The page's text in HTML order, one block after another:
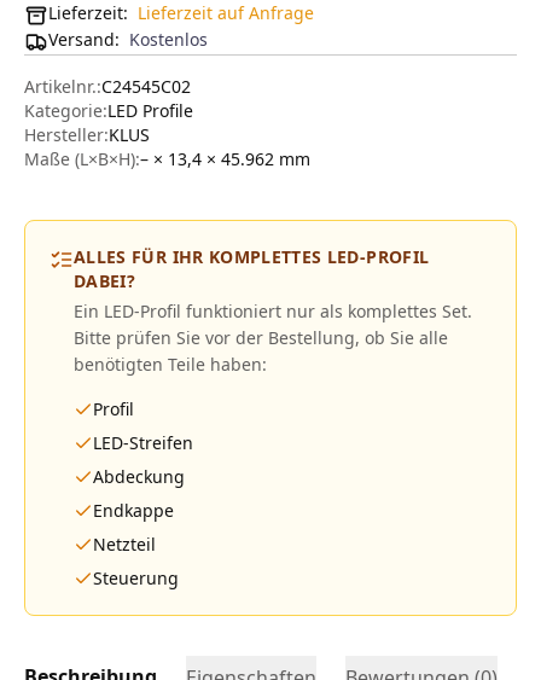
Lieferzeit: Lieferzeit auf Anfrage
Versand: Kostenlos
Artikelnr.:C24545C02
Kategorie:LED Profile
Hersteller:KLUS
Maße (L×B×H):– × 13,4 × 45.962 mm
ALLES FÜR IHR KOMPLETTES LED-PROFIL
DABEI?
Ein LED-Profil funktioniert nur als komplettes Set.
Bitte prüfen Sie vor der Bestellung, ob Sie alle
benötigten Teile haben:
Profil
LED-Streifen
Abdeckung
Endkappe
Netzteil
Steuerung